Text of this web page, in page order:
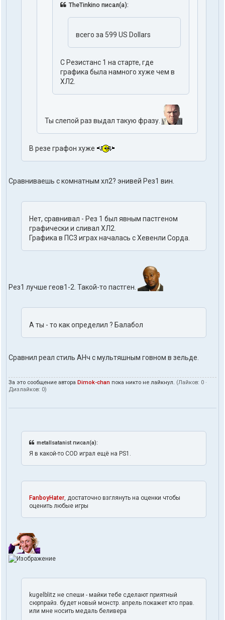
TheTinkino писал(а):
всего за 599 US Dollars
С Резистанс 1 на старте, где
графика была намного хуже чем в
ХЛ2.
Ты слепой раз выдал такую фразу.
В резе графон хуже
Сравниваешь с комнатным хл2? энивей Рез1 вин.
Нет, сравнивал - Рез 1 был явным пастгеном
графически и сливал ХЛ2.
Графика в ПС3 играх началась с Хевенли Сорда.
Рез1 лучше геов1-2. Такой-то пастген.
А ты - то как определил ? Балабол
Сравнил реал стиль АНч с мультяшным говном в зельде.
За это сообщение автора Dimok-chan пока никто не лайкнул. (Лайков: 0 ·
Дизлайков: 0)
metallsatanist писал(а):
Я в какой-то COD играл ещё на PS1.
FanboyHater , достаточно взглянуть на оценки чтобы
оценить любые игры
kugelblitz не спеши - майки тебе сделают приятный
сюрпрайз. будет новый монстр. апрель покажет кто прав.
или мне носить медаль беливера